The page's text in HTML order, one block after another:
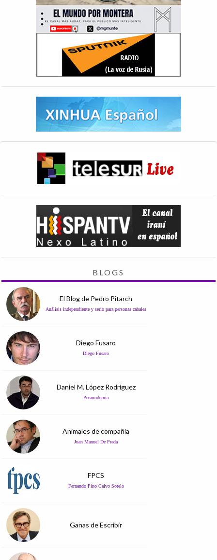
BLOGS
El Blog de Pedro Pitarch
Análisis independiente y serio para personas cabales
Diego Fusaro
Diego Fusaro
Daniel M. López Rodríguez
Posmodernia
Animales de compañía
Juan Manuel De Prada
FPCS
Fernando Pino Calvo Sotelo
Ganas de Escribir